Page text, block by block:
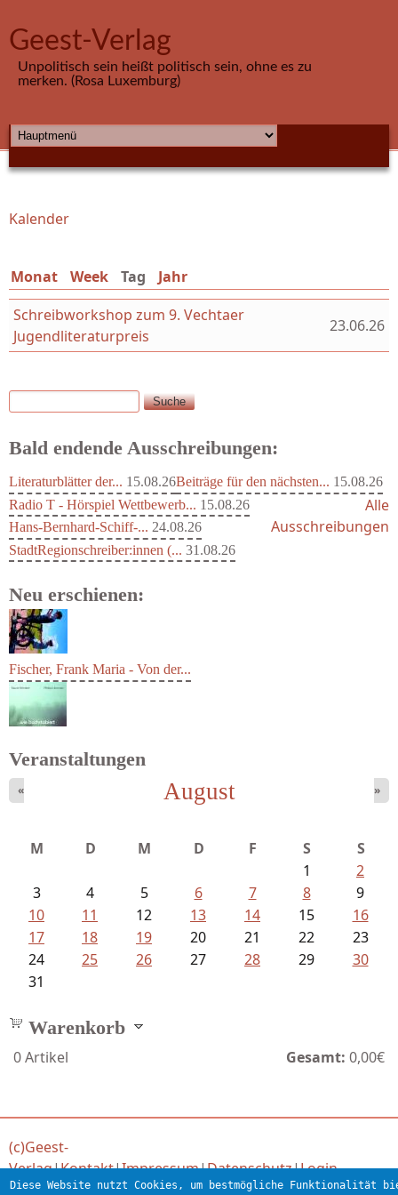
Geest-Verlag
Unpolitisch sein heißt politisch sein, ohne es zu
merken. (Rosa Luxemburg)
HAUPTMENÜ
Sie sind hier
Kalender
Monat Week Tag (aktiver Reiter)
Jahr
Schreibworkshop zum 9. Vechtaer
Jugendliteraturpreis
23.06.26
Suchformular
Suche
Bald endende Ausschreibungen:
Literaturblätter der... 15.08.26Beiträge für den nächsten... 15.08.26
Radio T - Hörspiel Wettbewerb... 15.08.26
Hans-Bernhard-Schiff-... 24.08.26
StadtRegionschreiber:innen (... 31.08.26
Alle
Ausschreibungen
Neu erschienen:
Veranstaltungen
August
« »
M D M D F S
S
1
2
3
4 5 6 7 8
9
10
11 12 13 14 15
16
17
18 19 20 21 22
23
24
25 26 27 28 29
30
31
Warenkorb
0Artikel Gesamt: 0,00€
(c)Geest-
Verlag|Kontakt|Impressum|Datenschutz|Login
Diese Website nutzt Cookies, um bestmögliche Funktionalität